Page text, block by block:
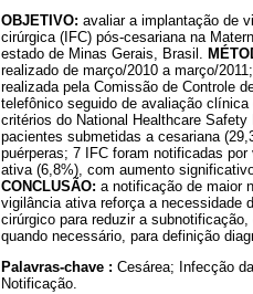
OBJETIVO: avaliar a implantação de
cirúrgica (IFC) pós-cesariana na
estado de Minas Gerais, Brasil.
realizado de março/2010 a março/
realizada pela Comissão de Controle
telefônico seguido de avaliação
critérios do National Healthcare Safety
pacientes submetidas a cesariana
puérperas; 7 IFC foram notificadas
ativa (6,8%), com aumento
CONCLUSÃO: a notificação de maior
vigilância ativa reforça a necessidade
cirúrgico para reduzir a
quando necessário, para definição
Palavras-chave : Cesárea; Infecção
Notificação.